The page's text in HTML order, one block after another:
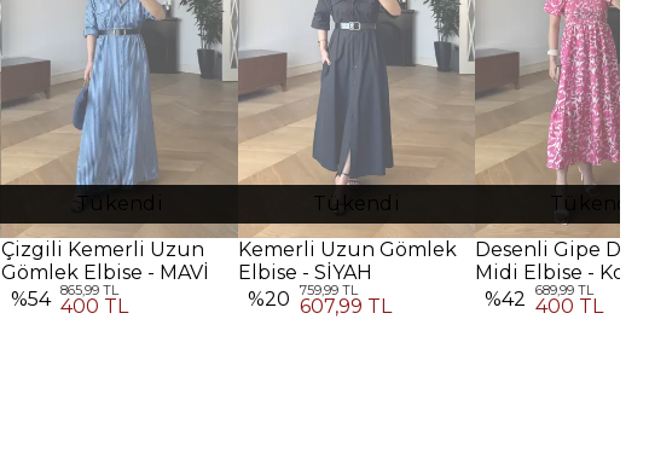
Tükendi
Çizgili Kemerli Uzun
Gömlek Elbise - MAVİ
%54 865,99 TL
400 TL
Tükendi
Kemerli Uzun Gömlek
Elbise - SİYAH
%20 759,99 TL
607,99 TL
Tükendi
Desenli Gipe
Midi Elbise - Koyu
Pembe
%42 689,99 TL
400 TL